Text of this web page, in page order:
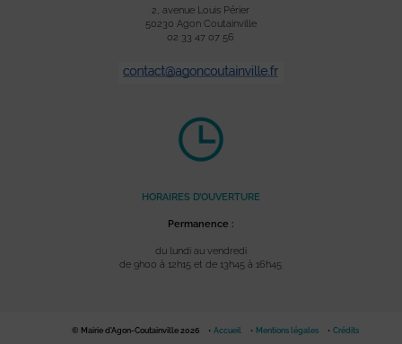
2, avenue Louis Périer
50230 Agon Coutainville
02 33 47 07 56
HORAIRES D’OUVERTURE
Permanence :
du lundi au vendredi
de 9h00 à 12h15 et de 13h45 à 16h45
© Mairie d'Agon-Coutainville 2026 Accueil Mentions légales Crédits